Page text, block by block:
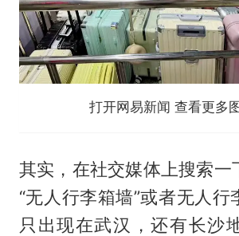
打开网易新闻 查看更多
其实，在社交媒体上搜索一
“无人行李箱墙”或者无人行
只出现在武汉，还有长沙